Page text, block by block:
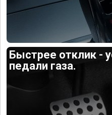
Быстрее отклик -
педали газа.